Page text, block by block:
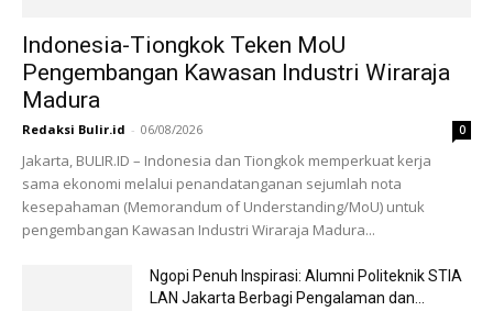
Indonesia-Tiongkok Teken MoU
Pengembangan Kawasan Industri Wiraraja
Madura
Redaksi Bulir.id - 06/08/2026 0
Jakarta, BULIR.ID – Indonesia dan Tiongkok memperkuat kerja
sama ekonomi melalui penandatanganan sejumlah nota
kesepahaman (Memorandum of Understanding/MoU) untuk
pengembangan Kawasan Industri Wiraraja Madura...
Ngopi Penuh Inspirasi: Alumni Politeknik STIA
LAN Jakarta Berbagi Pengalaman dan...